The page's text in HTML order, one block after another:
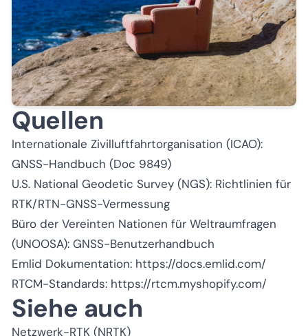
Quellen
Internationale Zivilluftfahrtorganisation (ICAO):
GNSS-Handbuch (Doc 9849)
U.S. National Geodetic Survey (NGS): Richtlinien für
RTK/RTN-GNSS-Vermessung
Büro der Vereinten Nationen für Weltraumfragen
(UNOOSA): GNSS-Benutzerhandbuch
Emlid Dokumentation: https://docs.emlid.com/
RTCM-Standards: https://rtcm.myshopify.com/
Siehe auch
Netzwerk-RTK (NRTK)